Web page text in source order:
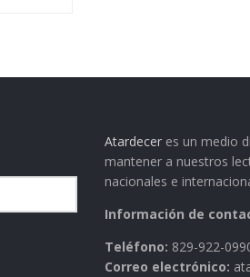
Atardecer es un medio
mantener a nuestros
nacionales e
Información de
Teléfono: 829-922-
Correo electrónico: